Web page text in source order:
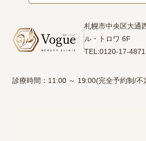
札幌市中央区大通
ル・トロワ 6F
TEL:0120-17-4871
診療時間：11:00 ～ 19:00(完全予約制/不